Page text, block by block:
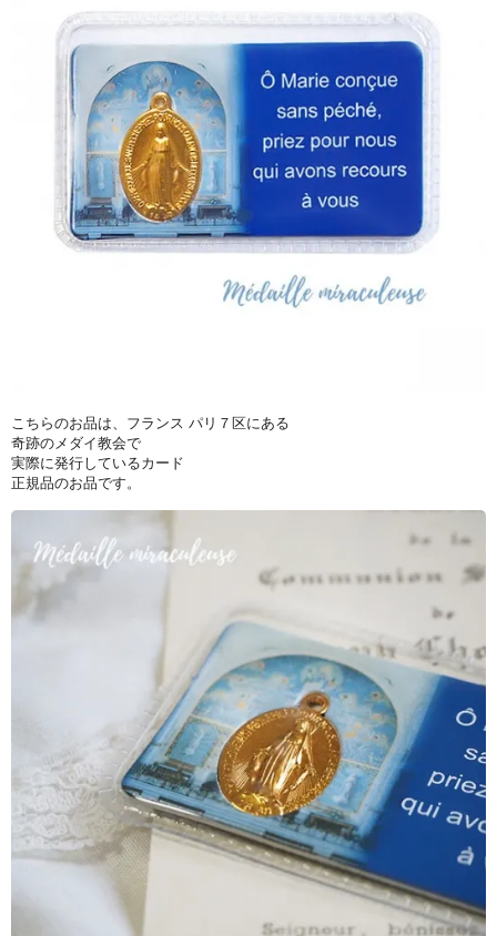
こちらのお品は、フランス パリ７区にある
奇跡のメダイ教会で
実際に発行しているカード
正規品のお品です。